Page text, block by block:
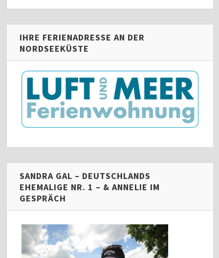
IHRE FERIENADRESSE AN DER
NORDSEEKÜSTE
SANDRA GAL – DEUTSCHLANDS
EHEMALIGE NR. 1 – & ANNELIE IM
GESPRÄCH